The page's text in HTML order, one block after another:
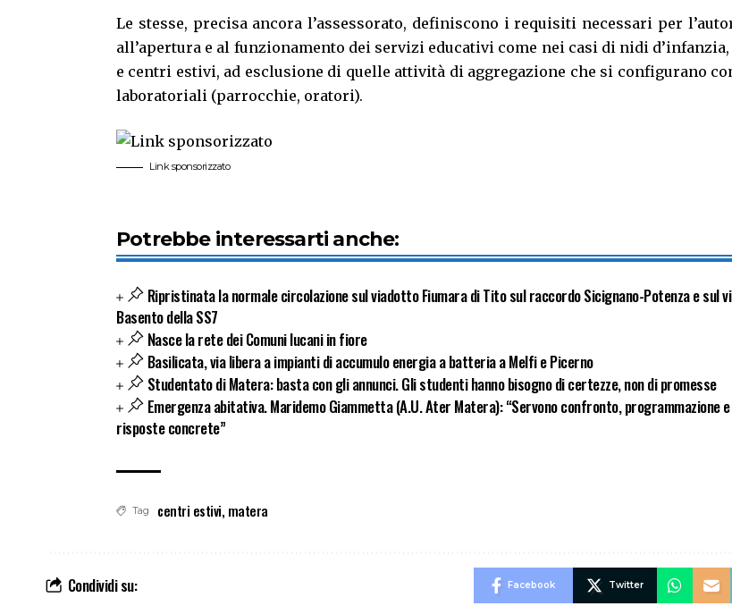
Le stesse, precisa ancora l’assessorato, definiscono i requisiti necessari per
all’apertura e al funzionamento dei servizi educativi come nei casi di nidi
e centri estivi, ad esclusione di quelle attività di aggregazione che si configurano
laboratoriali (parrocchie, oratori).
Link sponsorizzato
Potrebbe interessarti anche:
Ripristinata la normale circolazione sul viadotto Fiumara di Tito sul raccordo Sicignano-Potenza e sul
Basento della SS7
Nasce la rete dei Comuni lucani in fiore
Basilicata, via libera a impianti di accumulo energia a batteria a Melfi e Picerno
Studentato di Matera: basta con gli annunci. Gli studenti hanno bisogno di certezze, non di promesse
Emergenza abitativa. Maridemo Giammetta (A.U. Ater Matera): “Servono confronto,
risposte concrete”
Tag centri estivi, matera
Condividi su: Facebook Twitter